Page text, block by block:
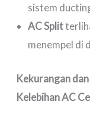
sistem
AC Split
menempel di
Kekurangan
Kelebihan AC